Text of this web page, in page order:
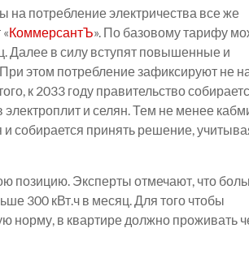
потребление электричества все же
КоммерсантЪ». По базовому тарифу
Далее в силу вступят повышенные и
этом потребление зафиксируют не
к 2033 году правительство
и селян. Тем не менее
собирается принять решение,
позицию. Эксперты отмечают, что
300 кВт.ч в месяц. Для того чтобы
норму, в квартире должно проживать